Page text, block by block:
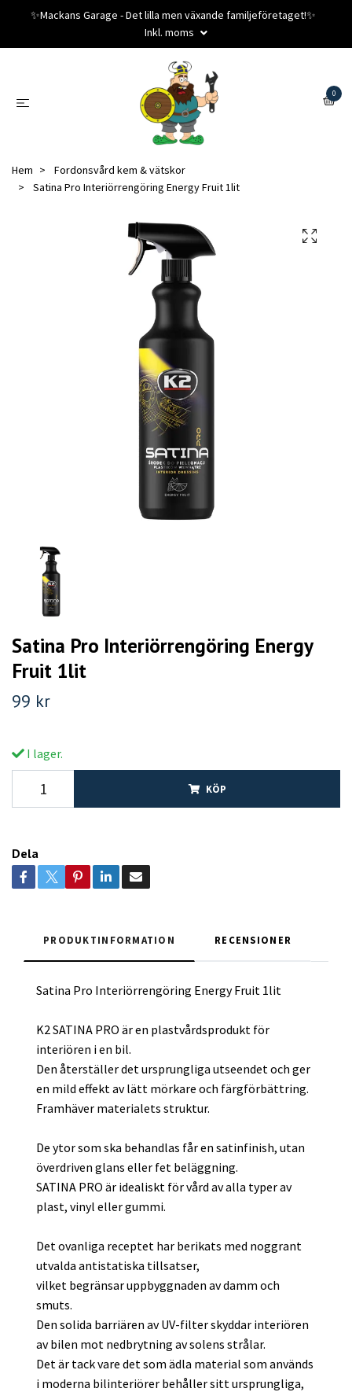
✨️Mackans Garage - Det lilla men växande familjeföretaget!✨️
Inkl. moms
0
Hem
Fordonsvård kem & vätskor
Satina Pro Interiörrengöring Energy Fruit 1lit
Satina Pro Interiörrengöring Energy
Fruit 1lit
99 kr
I lager.
KÖP
Dela
PRODUKTINFORMATION RECENSIONER
Satina Pro Interiörrengöring Energy Fruit 1lit
K2 SATINA PRO är en plastvårdsprodukt för
interiören i en bil.
Den återställer det ursprungliga utseendet och ger
en mild effekt av lätt mörkare och färgförbättring.
Framhäver materialets struktur.
De ytor som ska behandlas får en satinfinish, utan
överdriven glans eller fet beläggning.
SATINA PRO är idealiskt för vård av alla typer av
plast, vinyl eller gummi.
Det ovanliga receptet har berikats med noggrant
utvalda antistatiska tillsatser,
vilket begränsar uppbyggnaden av damm och
smuts.
Den solida barriären av UV-filter skyddar interiören
av bilen mot nedbrytning av solens strålar.
Det är tack vare det som ädla material som används
i moderna bilinteriörer behåller sitt ursprungliga,